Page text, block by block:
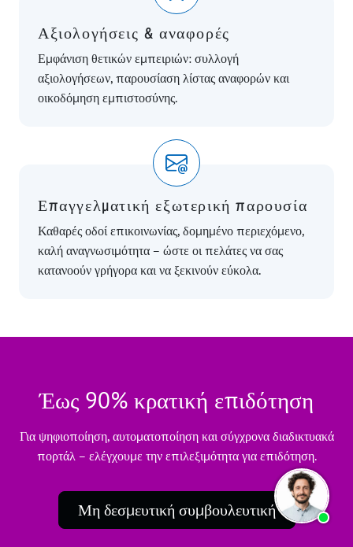
Αξιολογήσεις & αναφορές
Εμφάνιση θετικών εμπειριών: συλλογή
αξιολογήσεων, παρουσίαση λίστας αναφορών και
οικοδόμηση εμπιστοσύνης.
Επαγγελματική εξωτερική παρουσία
Καθαρές οδοί επικοινωνίας, δομημένο περιεχόμενο,
καλή αναγνωσιμότητα – ώστε οι πελάτες να σας
κατανοούν γρήγορα και να ξεκινούν εύκολα.
Έως 90% κρατική επιδότηση
Για ψηφιοποίηση, αυτοματοποίηση και σύγχρονα διαδικτυακά
πορτάλ – ελέγχουμε την επιλεξιμότητα για επιδότηση.
Μη δεσμευτική συμβουλευτική